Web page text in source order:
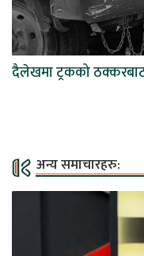
दैलेखमा ट्रकको
अन्य समाचारहरु: